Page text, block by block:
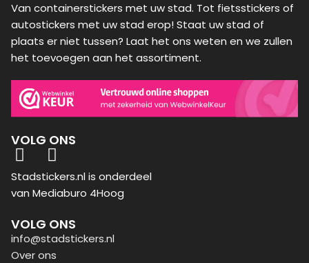
Van containerstickers met uw stad. Tot fietsstickers of
autostickers met uw stad erop! Staat uw stad of
plaats er niet tussen? Laat het ons weten en we zullen
het toevoegen aan het assortiment.
VOLG ONS
Stadstickers.nl is onderdeel
van Mediaburo 4Hoog
VOLG ONS
info@stadstickers.nl
Over ons